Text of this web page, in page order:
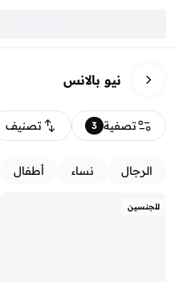
نيو بالانس
تصفية 3 تصنيف
الرجال نساء أطفال
للجنسين